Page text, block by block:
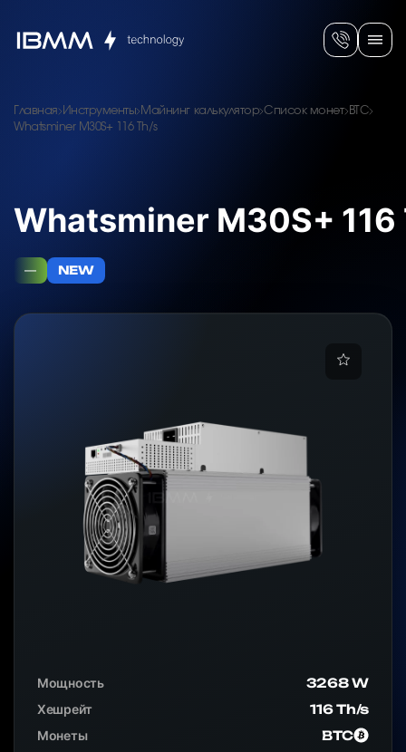
Главная Инструменты Майнинг калькулятор Список монет BTC
Whatsminer M30S+ 116 Th/s
Whatsminer M30S+ 116
— NEW
Мощность
3268 W
Хешрейт
116 Th/s
Монеты
BTC